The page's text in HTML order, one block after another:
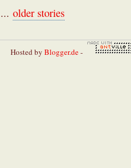
... older stories
Hosted by Blogger.de-